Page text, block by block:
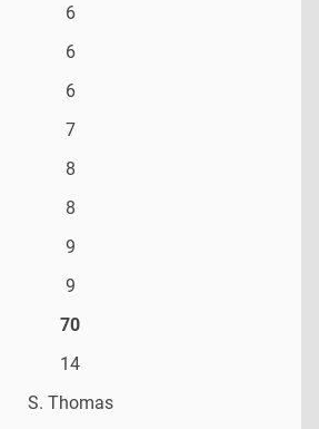
6
6
6
7
8
8
9
9
70
14
S. Thomas